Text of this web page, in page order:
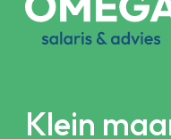
Klein